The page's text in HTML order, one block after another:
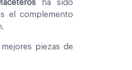
ha sido
el complemento
piezas de